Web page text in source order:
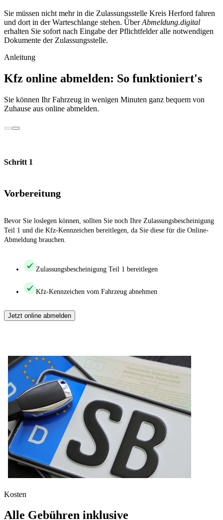
Sie müssen nicht mehr in die Zulassungsstelle Kreis Herford fahren
und dort in der Warteschlange stehen. ÜberAbmeldung.digital
erhalten Sie sofort nach Eingabe der Pflichtfelder alle notwendigen
Dokumente der Zulassungsstelle.
Anleitung
Kfz online abmelden: So funktioniert's
Sie können Ihr Fahrzeug in wenigen Minuten ganz bequem von
Zuhause aus online abmelden.
Schritt 1
Vorbereitung
Bevor Sie loslegen können, sollten Sie noch Ihre Zulassungsbescheinigung
Teil 1 und die Kfz-Kennzeichen bereitlegen, da Sie diese für die Online-
Abmeldung brauchen.
Zulassungsbescheinigung Teil 1 bereitlegen
Kfz-Kennzeichen vom Fahrzeug abnehmen
Jetzt online abmelden
Kosten
Alle Gebühren inklusive